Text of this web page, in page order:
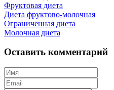
Фруктовая диета
Диета фруктово-молочная
Ограниченная диета
Молочная диета
Оставить комментарий